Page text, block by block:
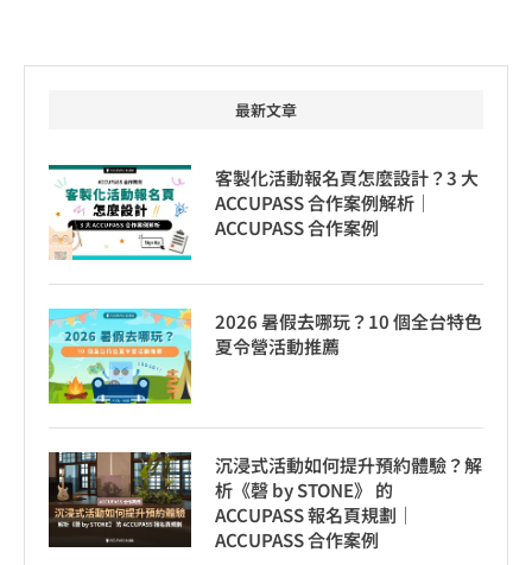
最新文章
客製化活動報名頁怎麼設計？3 大
ACCUPASS 合作案例解析｜
ACCUPASS 合作案例
2026 暑假去哪玩？10 個全台特色
夏令營活動推薦
沉浸式活動如何提升預約體驗？解
析《磬 by STONE》 的
ACCUPASS 報名頁規劃｜
ACCUPASS 合作案例